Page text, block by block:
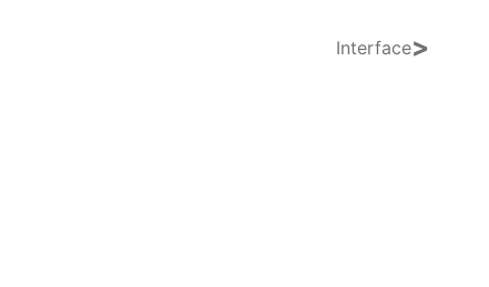
Interface>